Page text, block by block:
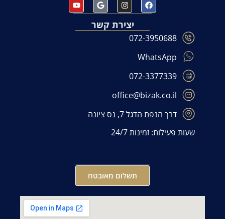
יצירת קשר
072-3950688
WhatsApp
072-3377339
office@bizak.co.il
דרך הנפת הדגל 7, נס ציונה
שעות פעילות: זמינות 24/7
תשלום מאובטח